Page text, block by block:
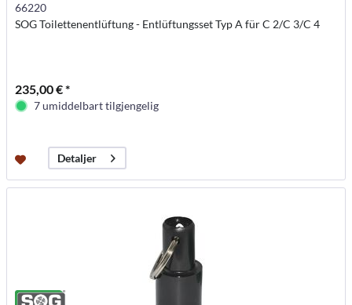
66220
SOG Toilettenentlüftung - Entlüftungsset Typ A für C 2/C 3/C 4
235,00 € *
7 umiddelbart tilgjengelig
Detaljer